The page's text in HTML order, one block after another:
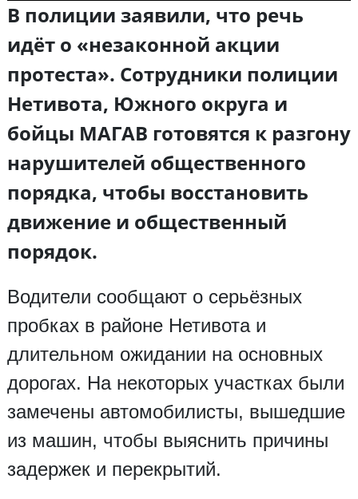
В полиции заявили, что речь
идёт о «незаконной акции
протеста». Сотрудники полиции
Нетивота, Южного округа и
бойцы МАГАВ готовятся к разгону
нарушителей общественного
порядка, чтобы восстановить
движение и общественный
порядок.
Водители сообщают о серьёзных
пробках в районе Нетивота и
длительном ожидании на основных
дорогах. На некоторых участках были
замечены автомобилисты, вышедшие
из машин, чтобы выяснить причины
задержек и перекрытий.